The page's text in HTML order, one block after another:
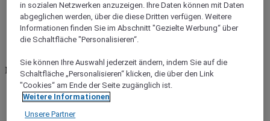
World
Europe
Germany
Rhineland-Palatinate
Mainz
in sozialen Netzwerken anzuzeigen. Ihre Daten können mit Daten
abgeglichen werden, über die diese Dritten verfügen. Weitere
Informationen finden Sie im Abschnitt "Gezielte Werbung“ über
die Schaltfläche "Personalisieren“.
Sie können Ihre Auswahl jederzeit ändern, indem Sie auf die
Schaltfläche „Personalisieren“ klicken, die über den Link
"Cookies“ am Ende der Seite zugänglich ist.
Weitere Informationen
Unsere Partner